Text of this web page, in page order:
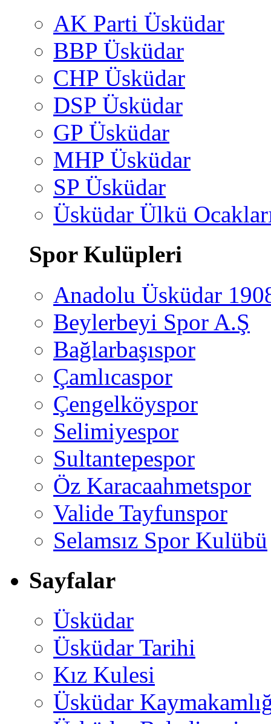
AK Parti Üsküdar
BBP Üsküdar
CHP Üsküdar
DSP Üsküdar
GP Üsküdar
MHP Üsküdar
SP Üsküdar
Üsküdar Ülkü
Spor Kulüpleri
Anadolu Üsküdar
Beylerbeyi Spor A.Ş
Bağlarbaşıspor
Çamlıcaspor
Çengelköyspor
Selimiyespor
Sultantepespor
Öz Karacaahmetspor
Valide Tayfunspor
Selamsız Spor Kulübü
Sayfalar
Üsküdar
Üsküdar Tarihi
Kız Kulesi
Üsküdar